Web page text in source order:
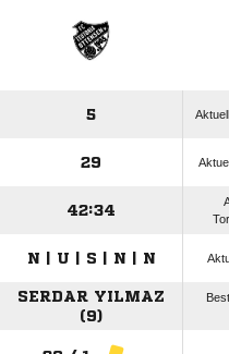
5
29
42:34
N | U | S | N | N
SERDAR YILMAZ
(9)